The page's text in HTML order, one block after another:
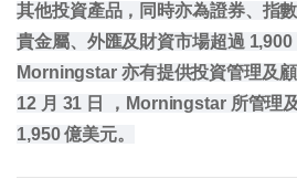
其他投資產品，同時亦為證券、指
貴金屬、外匯及財資市場超過 1,900
Morningstar 亦有提供投資管理及
12 月 31 日 ，Morningstar 所管理
1,950 億美元。